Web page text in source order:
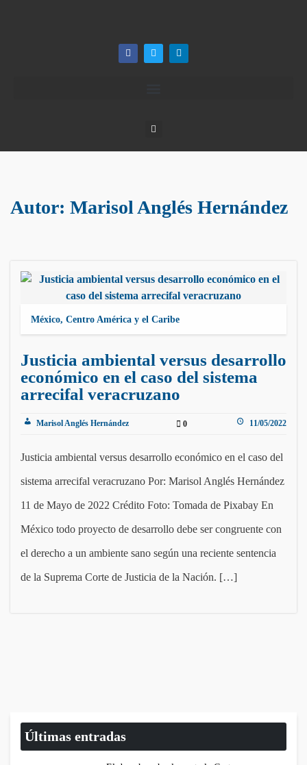
Autor: Marisol Anglés Hernández
México, Centro América y el Caribe
Justicia ambiental versus desarrollo
económico en el caso del sistema
arrecifal veracruzano
Marisol Anglés Hernández 0 11/05/2022
Justicia ambiental versus desarrollo económico en el caso del
sistema arrecifal veracruzano Por: Marisol Anglés Hernández
11 de Mayo de 2022 Crédito Foto: Tomada de Pixabay En
México todo proyecto de desarrollo debe ser congruente con
el derecho a un ambiente sano según una reciente sentencia
de la Suprema Corte de Justicia de la Nación. […]
Últimas entradas